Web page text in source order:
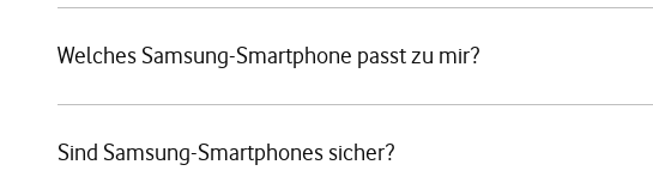
Welches Samsung-Smartphone passt zu mir?
Sind Samsung-Smartphones sicher?